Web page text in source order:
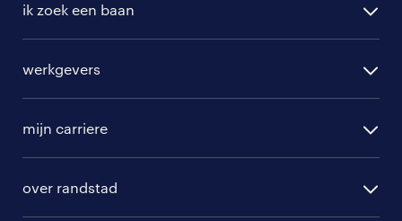
ik zoek een baan
randstad professional
werkgevers
hr-diensten
mijn carriere
over randstad